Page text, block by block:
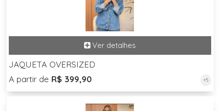
JAQUETA OVERSIZED
A partir de R$ 399,90 +5